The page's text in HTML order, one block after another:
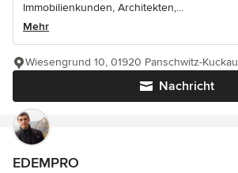
Immobilienkunden, Architekten,...
Mehr
Nachricht
Wiesengrund 10, 01920 Panschwitz-Kuckau
EDEMPRO